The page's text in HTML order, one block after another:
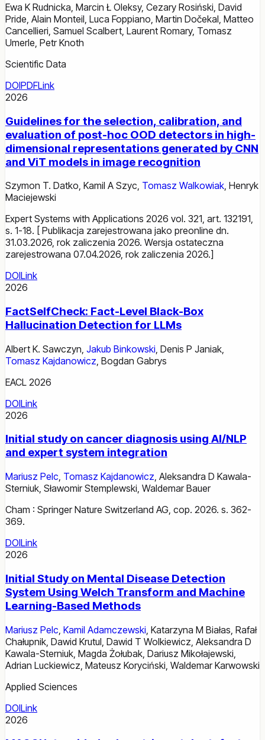
Ewa K Rudnicka Marcin Ł Oleksy, Cezary Rosiński David
Pride Alain Monteil Luca Foppiano Martin Dočekal Matteo
Cancellieri Samuel Scalbert Laurent Romary, Tomasz
Umerle Petr Knoth
Scientific Data
DOIPDFLink
2026
Guidelines for the selection, calibration, and
evaluation of post-hoc OOD detectors in high-
dimensional representations generated by CNN
and ViT models in image recognition
Szymon T. Datko, Kamil A Szyc, Tomasz Walkowiak, Henryk
Maciejewski
Expert Systems with Applications 2026 vol. 321, art. 132191,
s. 1-18. [ Publikacja zarejestrowana jako preonline dn.
31.03.2026, rok zaliczenia 2026. Wersja ostateczna
zarejestrowana 07.04.2026, rok zaliczenia 2026.]
DOILink
2026
FactSelfCheck: Fact-Level Black-Box
Hallucination Detection for LLMs
Albert K. Sawczyn Jakub Binkowski Denis P Janiak
Tomasz Kajdanowicz Bogdan Gabrys
EACL 2026
DOILink
2026
Initial study on cancer diagnosis using AI/NLP
and expert system integration
Mariusz Pelc, Tomasz Kajdanowicz, Aleksandra D Kawala-
Sterniuk, Sławomir Stemplewski, Waldemar Bauer
Cham : Springer Nature Switzerland AG, cop. 2026. s. 362-
369.
DOILink
2026
Initial Study on Mental Disease Detection
System Using Welch Transform and Machine
Learning-Based Methods
Mariusz Pelc Kamil Adamczewski Katarzyna M Białas Rafał
Chałupnik Dawid Krutul Dawid T Wolkiewicz Aleksandra D
Kawala-Sterniuk Magda Żołubak Dariusz Mikołajewski
Adrian Luckiewicz Mateusz Koryciński Waldemar Karwowski
Applied Sciences
DOILink
2026